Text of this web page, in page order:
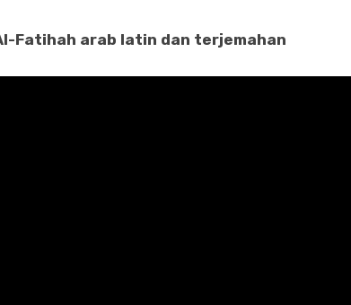
Fatihah arab latin dan terjemahan